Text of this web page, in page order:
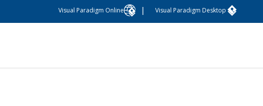
Visual Paradigm Desktop
|
Visual Paradigm Online